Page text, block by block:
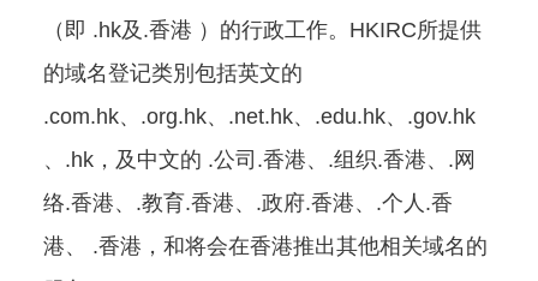
（即 .hk及.香港 ）的行政工作。HKIRC所提供
的域名登记类別包括英文的
.com.hk、.org.hk、.net.hk、.edu.hk、.gov.hk
、.hk，及中文的 .公司.香港、.组织.香港、.网
络.香港、.教育.香港、.政府.香港、.个人.香
港、 .香港，和将会在香港推出其他相关域名的